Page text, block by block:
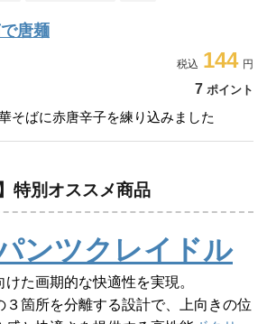
唐麺
144
7 ポイント
そばに赤唐辛子を練り込みました
特別オススメ商品
ンツクレイドル
た画期的な快適性を実現。
３箇所を分離する設計で、上向きの位